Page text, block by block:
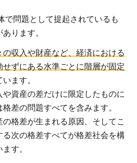
で問題として提起されているも
あります。
の収入や財産など、経済における
ずにある水準ごとに階層が固定
ます。
や資産の差だけに限定したものに
差の問題すべてを含みます。
格差が生まれる原因、そしてこ
次の格差すべてが格差社会を構
す。